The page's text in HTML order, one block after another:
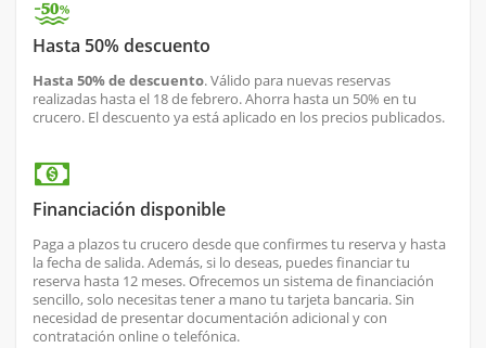
Hasta 50% descuento
Hasta 50% de descuento. Válido para nuevas reservas
realizadas hasta el 18 de febrero. Ahorra hasta un 50% en tu
crucero. El descuento ya está aplicado en los precios publicados.
Financiación disponible
Paga a plazos tu crucero desde que confirmes tu reserva y hasta
la fecha de salida. Además, si lo deseas, puedes financiar tu
reserva hasta 12 meses. Ofrecemos un sistema de financiación
sencillo, solo necesitas tener a mano tu tarjeta bancaria. Sin
necesidad de presentar documentación adicional y con
contratación online o telefónica.